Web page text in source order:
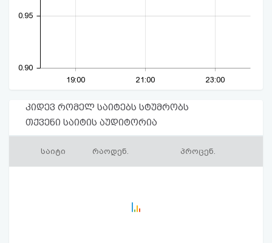
19:00 21:00 23:00
0.90
0.95
კიდევ რომელ საიტებს სტუმრობს
თქვენი საიტის აუდიტორია
საიტი რაოდენ. პროცენ.